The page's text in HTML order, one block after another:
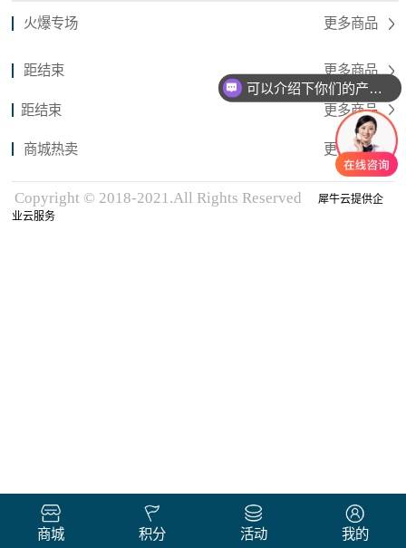
火爆专场 更多商品
距结束 更多商品
距结束 更多商品
商城热卖 更多商品
Copyright © 2018-2021.All Rights Reserved
犀牛云提供企
业云服务
商城 积分 活动 我的